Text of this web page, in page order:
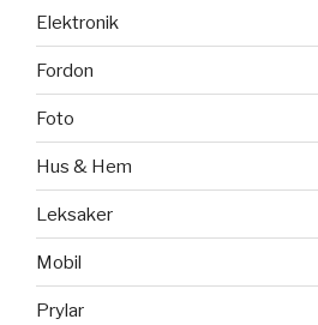
Elektronik
Fordon
Foto
Hus & Hem
Leksaker
Mobil
Prylar